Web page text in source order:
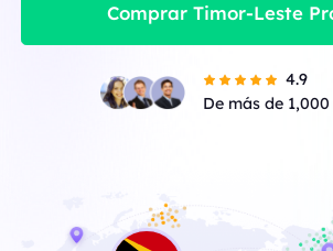
Comprar Timor-Leste
4.9
De más de